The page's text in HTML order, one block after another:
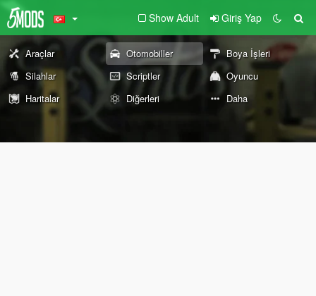
Show Adult Giriş Yap
Araçlar Otomobiller
Boya İşleri
Silahlar
Scriptler
Oyuncu
Haritalar
Diğerleri Daha